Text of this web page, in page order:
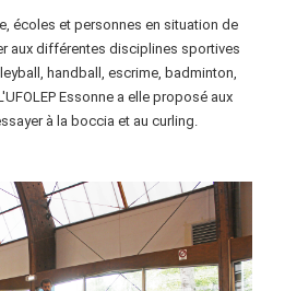
écoles et personnes en situation de
aux différentes disciplines sportives
handball, escrime, badminton,
Essonne a elle proposé aux
à la boccia et au curling.